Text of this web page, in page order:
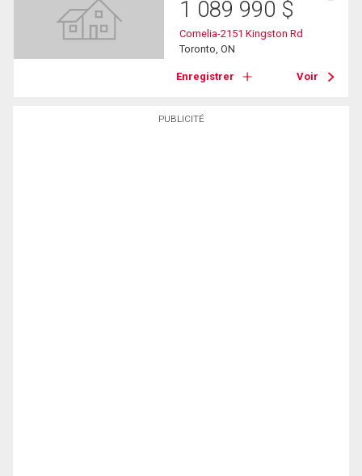
PUBLICITÉ
1 089 990 $
Cornelia-2151 Kingston Rd
Toronto, ON
Enregistrer Voir